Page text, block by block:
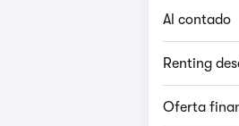
Al contado
Renting
Oferta